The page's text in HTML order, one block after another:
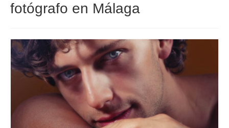
BODAS
COMUNIONES
CORPORATIVAS
SEMANA SANTA
BLOG
SOBRE LM
fotógrafo en Málaga